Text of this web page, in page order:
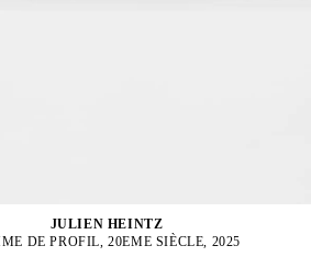
JULIEN HEINTZ
DE PROFIL, 20EME SIÈCLE, 2025